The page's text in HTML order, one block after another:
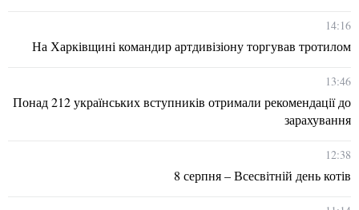
14:16
На Харківщині командир артдивізіону торгував тротилом
13:46
Понад 212 українських вступників отримали рекомендації до
зарахування
12:38
8 серпня – Всесвітній день котів